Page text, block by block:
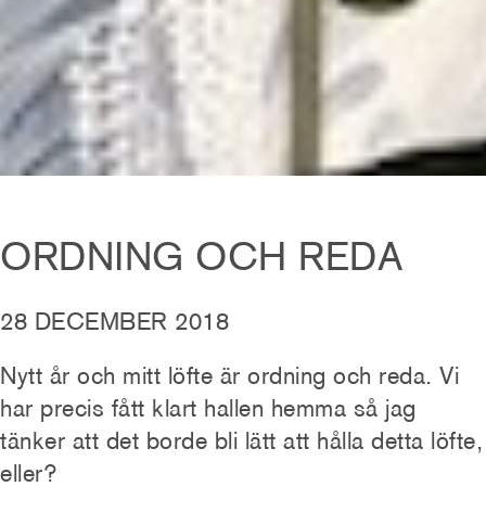
ORDNING OCH REDA
28 DECEMBER 2018
Nytt år och mitt löfte är ordning och reda. Vi
har precis fått klart hallen hemma så jag
tänker att det borde bli lätt att hålla detta löfte,
eller?